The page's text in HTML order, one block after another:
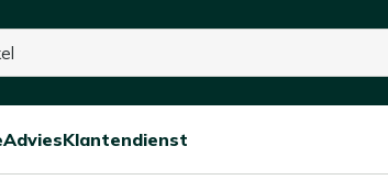
Open/sluit
Advies
Open/sluit
Klantendienst